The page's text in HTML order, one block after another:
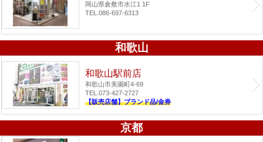
岡山県倉敷市水江1 1F
TEL.086-697-6313
和歌山
和歌山駅前店
和歌山市美園町4-69
TEL.073-427-2727
【販売店舗】ブランド品/金券
京都